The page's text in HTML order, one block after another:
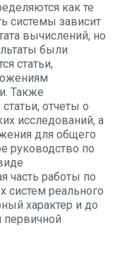
как те
системы зависит
вычислений, но
были
статьи,
Также
отчеты о
исследований, а
для общего
руководство по
часть работы по
реального
характер и до
первичной